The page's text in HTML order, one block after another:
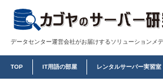
データセンター運営会社がお届けするソリューションメ
TOP IT用語の部屋 レンタルサーバー実習室